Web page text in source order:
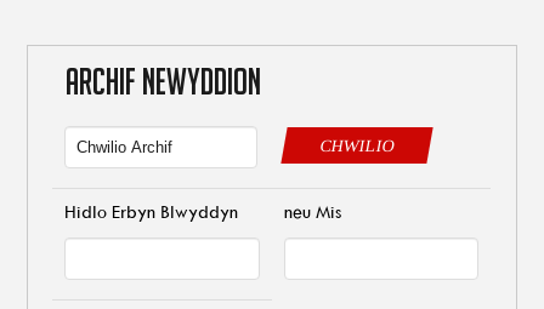
ARCHIF NEWYDDION
CHWILIO
Hidlo Erbyn Blwyddyn neu Mis